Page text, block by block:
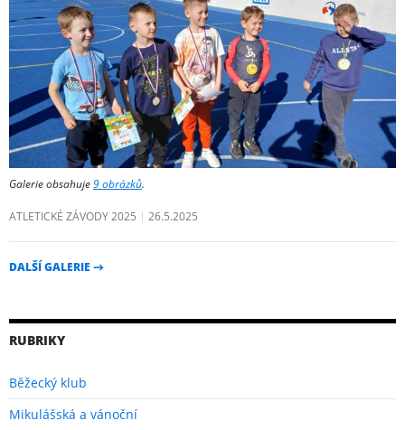
Galerie obsahuje 9 obrázků.
ATLETICKÉ ZÁVODY 2025 26.5.2025
DALŠÍ GALERIE →
RUBRIKY
Běžecký klub
Mikulášská a vánoční